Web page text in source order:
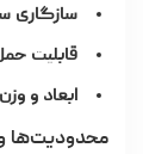
سازگاری
قابلیت
ابعاد و
محدودیت‌ها و